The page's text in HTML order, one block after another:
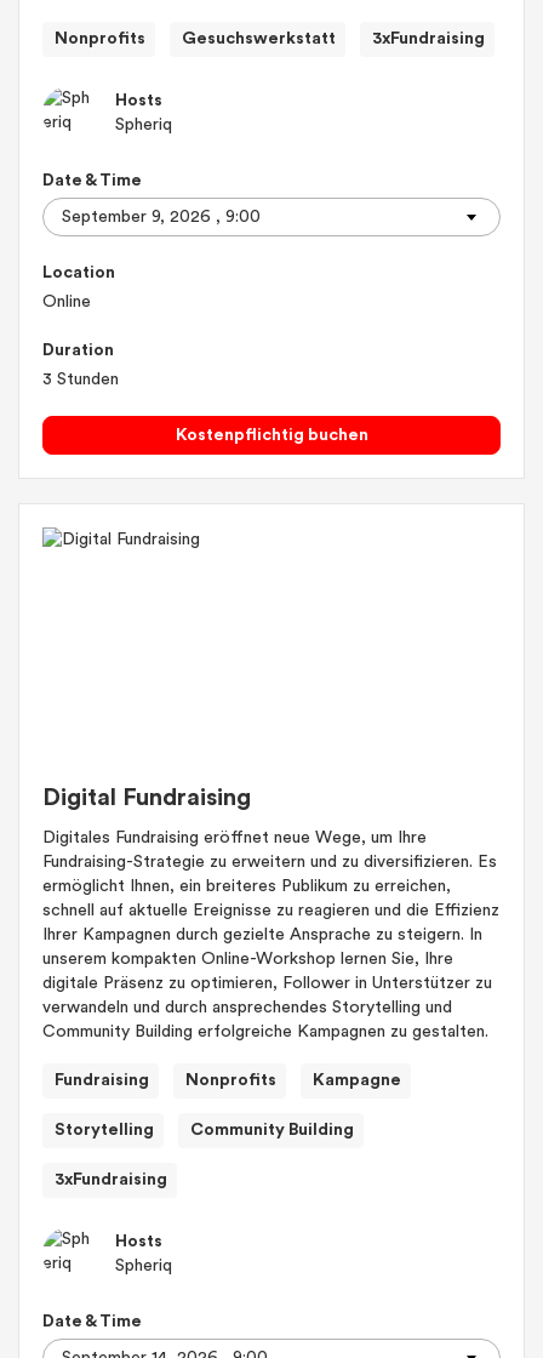
Nonprofits Gesuchswerkstatt 3xFundraising
Hosts
Spheriq
Date & Time
Location
Online
Duration
3 Stunden
Kostenpflichtig buchen
Digital Fundraising
Digitales Fundraising eröffnet neue Wege, um Ihre
Fundraising-Strategie zu erweitern und zu diversifizieren. Es
ermöglicht Ihnen, ein breiteres Publikum zu erreichen,
schnell auf aktuelle Ereignisse zu reagieren und die Effizienz
Ihrer Kampagnen durch gezielte Ansprache zu steigern. In
unserem kompakten Online-Workshop lernen Sie, Ihre
digitale Präsenz zu optimieren, Follower in Unterstützer zu
verwandeln und durch ansprechendes Storytelling und
Community Building erfolgreiche Kampagnen zu gestalten.
Fundraising Nonprofits Kampagne
Storytelling Community Building
3xFundraising
Hosts
Spheriq
Date & Time